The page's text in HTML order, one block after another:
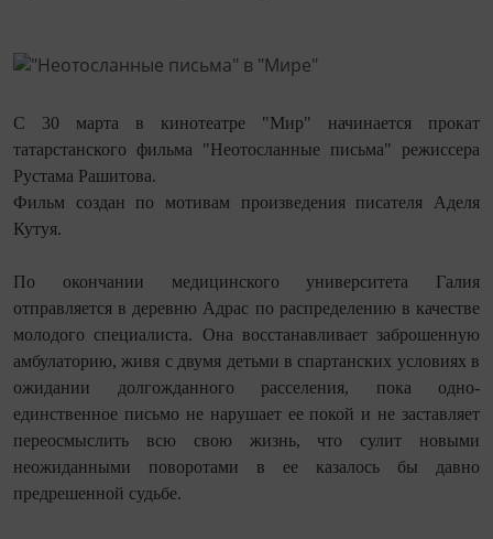
С 30 марта в кинотеатре "Мир" начинается прокат
татарстанского фильма "Неотосланные письма" режиссера
Рустама Рашитова.
Фильм создан по мотивам произведения писателя Аделя
Кутуя.
По окончании медицинского университета Галия
отправляется в деревню Адрас по распределению в качестве
молодого специалиста. Она восстанавливает заброшенную
амбулаторию, живя с двумя детьми в спартанских условиях в
ожидании долгожданного расселения, пока одно-
единственное письмо не нарушает ее покой и не заставляет
переосмыслить всю свою жизнь, что сулит новыми
неожиданными поворотами в ее казалось бы давно
предрешенной судьбе.